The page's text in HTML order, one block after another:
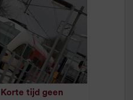
minuut leestijd
Korte tijd geen